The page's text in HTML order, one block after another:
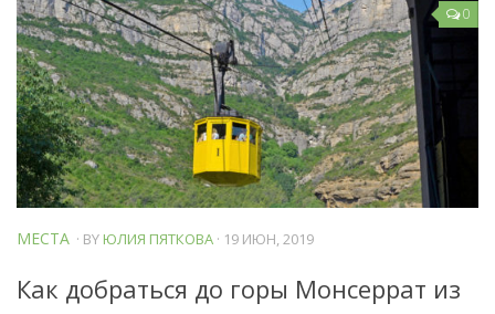
0
МЕСТА · BY ЮЛИЯ ПЯТКОВА · 19 ИЮН, 2019
Как добраться до горы Монсеррат из